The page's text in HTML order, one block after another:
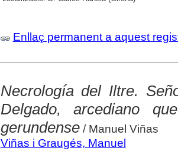
Enllaç permanent a aquest
Necrología del Iltre.
Delgado, arcediano
gerundense/ Manuel Viñas
Viñas i Graugés, Manuel